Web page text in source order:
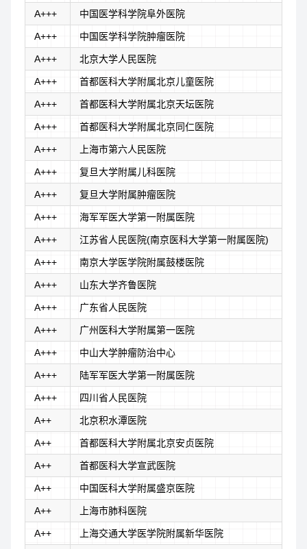
A+++ 中国医学科学院阜外医院
A+++ 中国医学科学院肿瘤医院
A+++ 北京大学人民医院
A+++ 首都医科大学附属北京儿童医院
A+++ 首都医科大学附属北京天坛医院
A+++ 首都医科大学附属北京同仁医院
A+++ 上海市第六人民医院
A+++ 复旦大学附属儿科医院
A+++ 复旦大学附属肿瘤医院
A+++ 海军军医大学第一附属医院
A+++ 江苏省人民医院(南京医科大学第一附属医院)
A+++ 南京大学医学院附属鼓楼医院
A+++ 山东大学齐鲁医院
A+++ 广东省人民医院
A+++ 广州医科大学附属第一医院
A+++ 中山大学肿瘤防治中心
A+++ 陆军军医大学第一附属医院
A+++ 四川省人民医院
A++ 北京积水潭医院
A++ 首都医科大学附属北京安贞医院
A++ 首都医科大学宣武医院
A++ 中国医科大学附属盛京医院
A++ 上海市肺科医院
A++ 上海交通大学医学院附属新华医院